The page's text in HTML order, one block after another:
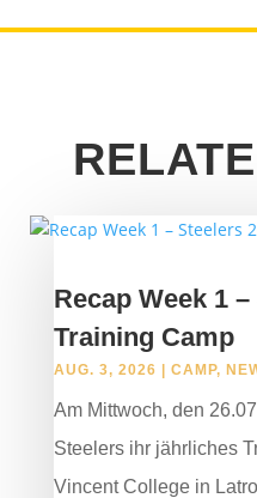
Recap Week 1
Training Camp
AUG. 3, 2026 CAMP,
Am Mittwoch, den
Steelers ihr jährliches
Vincent College in